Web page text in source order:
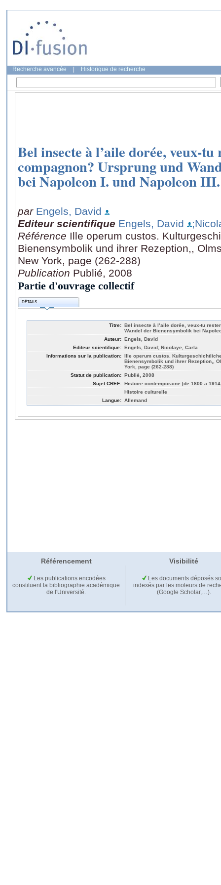
Recherche avancée Historique de recherche
Bel insecte à l’aile dorée, veux-
compagnon? Ursprung und
bei Napoleon I. und Napoleon III.
par Engels, David
Editeur scientifique Engels, David
Référence Ille operum custos.
Bienensymbolik und ihrer Rezeption,,
New York, page (262-288)
Publication Publié, 2008
Partie d'ouvrage collectif
DÉTAILS
Titre: Bel insecte à l’aile dorée, veux-tu
Wandel der Bienensymbolik bei
Auteur: Engels, David
Editeur scientifique: Engels, David; Nicolaye, Carla
Informations sur la publication: Ille operum custos.
Bienensymbolik und ihrer Rezeption,,
York, page (262-288)
Statut de publication: Publié, 2008
Sujet CREF: Histoire contemporaine [de 1800 a
Histoire culturelle
Langue: Allemand
Référencement Visibilité
Les publications encodées
constituent la bibliographie académique
de l'Université.
Les documents déposés
indexés par les moteurs de
(Google Scholar,…).